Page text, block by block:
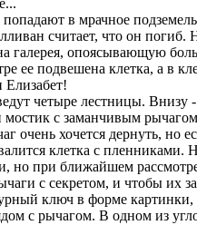
в мрачное
считает, что он погиб.
галерея, опоясывающую
ее подвешена клетка, а в
Елизабет!
четыре лестницы. Внизу -
мостик с заманчивым рычагом
очень хочется дернуть, но
клетка с пленниками.
но при ближайшем
с секретом, и чтобы их
ключ в форме картинки,
с рычагом. В одном из